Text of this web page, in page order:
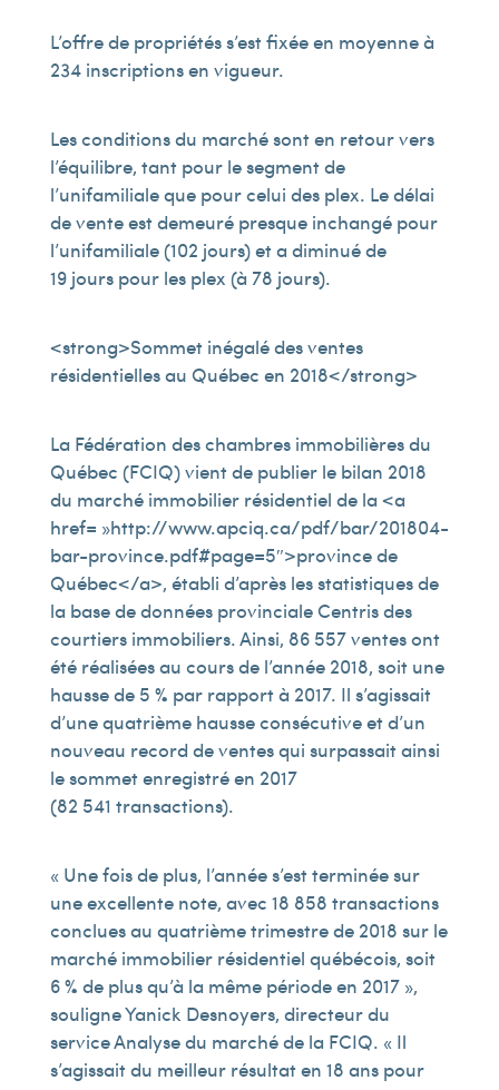
L’offre de propriétés s’est fixée en moyenne à
234 inscriptions en vigueur.
Les conditions du marché sont en retour vers
l’équilibre, tant pour le segment de
l’unifamiliale que pour celui des plex. Le délai
de vente est demeuré presque inchangé pour
l’unifamiliale (102 jours) et a diminué de
19 jours pour les plex (à 78 jours).
<strong>Sommet inégalé des ventes
résidentielles au Québec en 2018</strong>
La Fédération des chambres immobilières du
Québec (FCIQ) vient de publier le bilan 2018
du marché immobilier résidentiel de la <a
href= »http://www.apciq.ca/pdf/bar/201804-
bar-province.pdf#page=5″>province de
Québec</a>, établi d’après les statistiques de
la base de données provinciale Centris des
courtiers immobiliers. Ainsi, 86 557 ventes ont
été réalisées au cours de l’année 2018, soit une
hausse de 5 % par rapport à 2017. Il s’agissait
d’une quatrième hausse consécutive et d’un
nouveau record de ventes qui surpassait ainsi
le sommet enregistré en 2017
(82 541 transactions).
« Une fois de plus, l’année s’est terminée sur
une excellente note, avec 18 858 transactions
conclues au quatrième trimestre de 2018 sur le
marché immobilier résidentiel québécois, soit
6 % de plus qu’à la même période en 2017 »,
souligne Yanick Desnoyers, directeur du
service Analyse du marché de la FCIQ. « Il
s’agissait du meilleur résultat en 18 ans pour